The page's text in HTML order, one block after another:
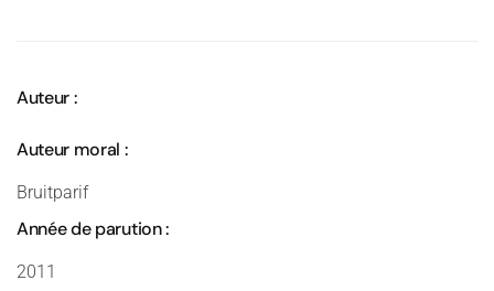
Auteur :
Auteur moral :
Bruitparif
Année de parution :
2011